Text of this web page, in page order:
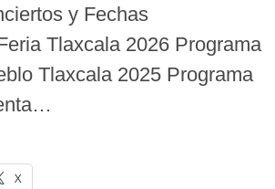
y Fechas
Tlaxcala 2026 Programa
Tlaxcala 2025 Programa
X